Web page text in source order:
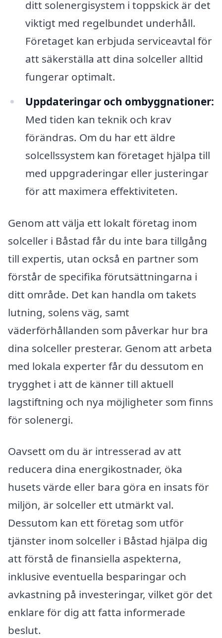
ditt solenergisystem i toppskick är det
viktigt med regelbundet underhåll.
Företaget kan erbjuda serviceavtal för
att säkerställa att dina solceller alltid
fungerar optimalt.
Uppdateringar och ombyggnationer:
Med tiden kan teknik och krav
förändras. Om du har ett äldre
solcellssystem kan företaget hjälpa till
med uppgraderingar eller justeringar
för att maximera effektiviteten.
Genom att välja ett lokalt företag inom
solceller i Båstad får du inte bara tillgång
till expertis, utan också en partner som
förstår de specifika förutsättningarna i
ditt område. Det kan handla om takets
lutning, solens väg, samt
väderförhållanden som påverkar hur bra
dina solceller presterar. Genom att arbeta
med lokala experter får du dessutom en
trygghet i att de känner till aktuell
lagstiftning och nya möjligheter som finns
för solenergi.
Oavsett om du är intresserad av att
reducera dina energikostnader, öka
husets värde eller bara göra en insats för
miljön, är solceller ett utmärkt val.
Dessutom kan ett företag som utför
tjänster inom solceller i Båstad hjälpa dig
att förstå de finansiella aspekterna,
inklusive eventuella besparingar och
avkastning på investeringar, vilket gör det
enklare för dig att fatta informerade
beslut.